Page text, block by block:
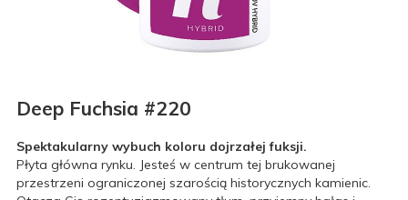
Deep Fuchsia #220
Spektakularny wybuch koloru dojrzałej fuksji.
Płyta główna rynku. Jesteś w centrum tej brukowanej
przestrzeni ograniczonej szarością historycznych kamienic.